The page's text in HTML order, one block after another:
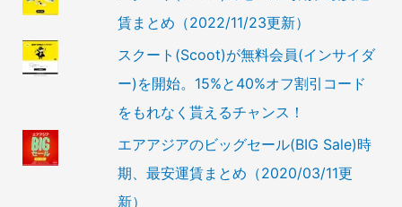
賃まとめ（2022/11/23更新）
スクート(Scoot)が無料会員(インサイダ
ー)を開始。15%と40%オフ割引コード
をもれなく貰えるチャンス！
エアアジアのビッグセール(BIG Sale)時
期、最安運賃まとめ（2020/03/11更
新）